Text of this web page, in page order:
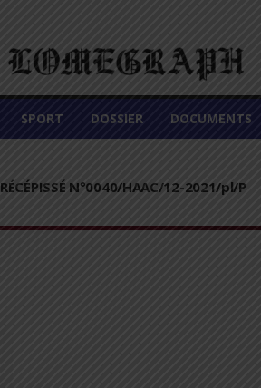
SPORT DOSSIER DOCUMENTS
RÉCÉPISSÉ N°0040/HAAC/12-2021/pl/P